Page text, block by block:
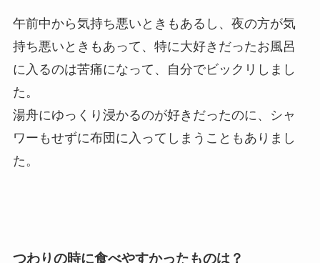
午前中から気持ち悪いときもあるし、夜の方が気
持ち悪いときもあって、特に大好きだったお風呂
に入るのは苦痛になって、自分でビックリしまし
た。
湯舟にゆっくり浸かるのが好きだったのに、シャ
ワーもせずに布団に入ってしまうこともありまし
た。
つわりの時に食べやすかったものは？